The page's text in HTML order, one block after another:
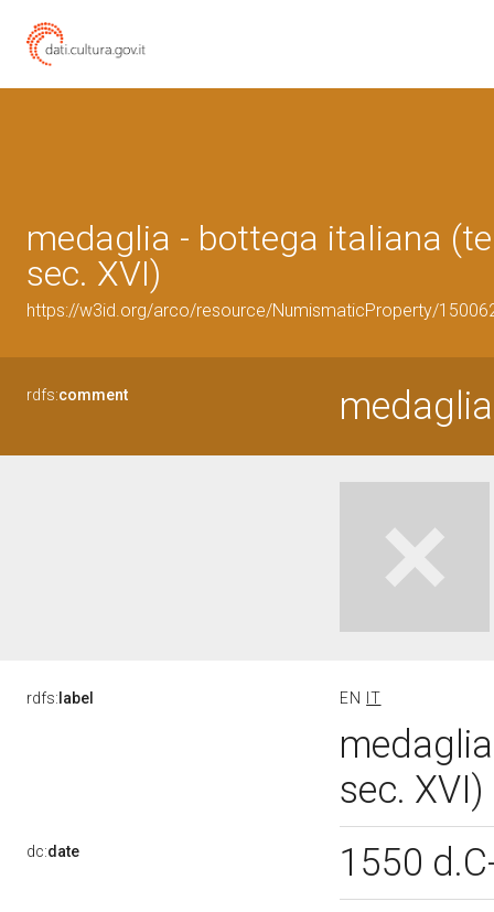
medaglia - bottega italiana
sec. XVI)
https://w3id.org/arco/resource/NumismaticProperty/
rdfs:comment medaglia
rdfs: label EN IT
sec. XVI)
dc:date 1550